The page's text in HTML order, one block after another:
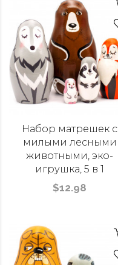
Набор матрешек с
милыми лесными
животными, эко-
игрушка, 5 в 1
$12.98